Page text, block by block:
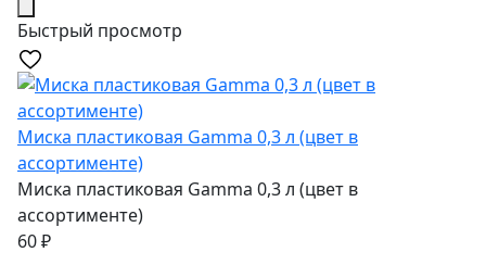
Быстрый просмотр
Миска пластиковая Gamma 0,3 л (цвет в
ассортименте)
Миска пластиковая Gamma 0,3 л (цвет в
ассортименте)
60₽